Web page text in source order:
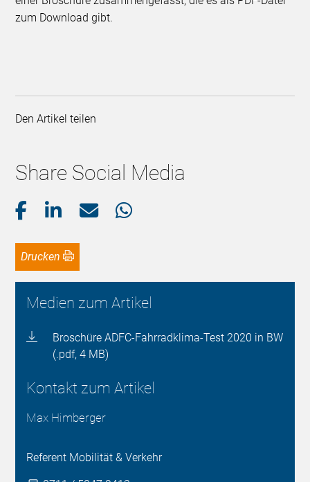
zum Download gibt.
Den Artikel teilen
Share Social Media
Drucken
Medien zum Artikel
Broschüre ADFC-Fahrradklima-Test 2020 in BW
(.pdf, 4 MB)
Kontakt zum Artikel
Max Himberger
Referent Mobilität & Verkehr